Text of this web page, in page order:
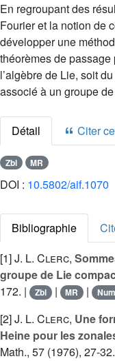
En regroupant des
Fourier et la notion de
développer une
théorèmes de
l’algèbre de Lie, soit
associé à un groupe
Détail Citer
Zbl MR
DOI : 10.5802/aif.1070
Bibliographie
[1]J. L. Clerc,
groupe de Lie
172. |
Zbl | MR |
[2]J. L. Clerc, Une
Heine pour les
Math., 57 (1976), 27-